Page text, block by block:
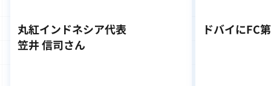
丸紅インドネシア代表
笠井 信司さん
ドバイにFC